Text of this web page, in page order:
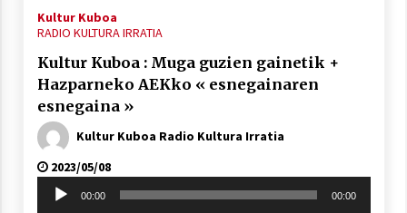
Kultur Kuboa
RADIO KULTURA IRRATIA
Kultur Kuboa : Muga guzien gainetik +
Hazparneko AEKko « esnegainaren
esnegaina »
Kultur Kuboa Radio Kultura Irratia
2023/05/08
Soinu
erreproduzigailua
00:00 00:00